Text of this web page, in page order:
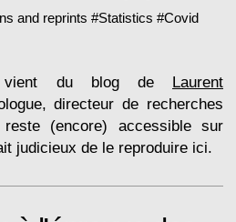
and reprints #Statistics #Covid
vient du blog de Laurent
directeur de recherches
(encore) accessible sur
judicieux de le reproduire ici.